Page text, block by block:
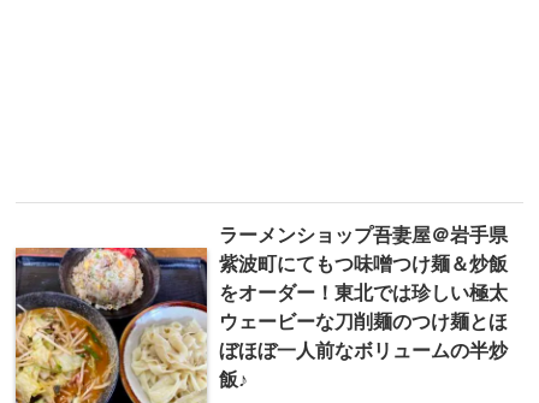
ラーメンショップ吾妻屋＠ 岩手県
紫波町にてもつ味噌つけ麺＆炒飯
をオーダー！東北では珍しい極太
ウェービーな刀削麺のつけ麺とほ
ぼほぼ一人前なボリュームの半炒
飯♪